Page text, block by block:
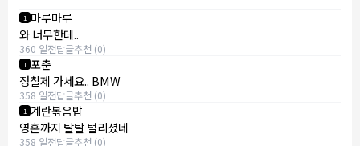
1 마루마루
와 너무한데..
360 일전답글추천 (0)
1 포춘
정찰제 가세요.. BMW
358 일전답글추천 (0)
1 계란볶음밥
영혼까지 탈탈 털리셨네
358 일전답글추천 (0)